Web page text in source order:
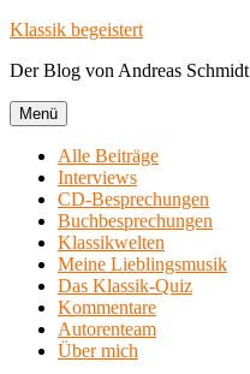
Zum
springen
Klassik begeistert
Der Blog von Andreas Schmidt
Menü
Alle Beiträge
Interviews
CD-Besprechungen
Buchbesprechungen
Klassikwelten
Meine Lieblingsmusik
Das Klassik-Quiz
Kommentare
Autorenteam
Über mich